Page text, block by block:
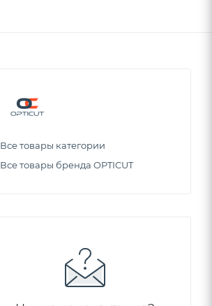
Все товары категории
Все товары бренда OPTICUT